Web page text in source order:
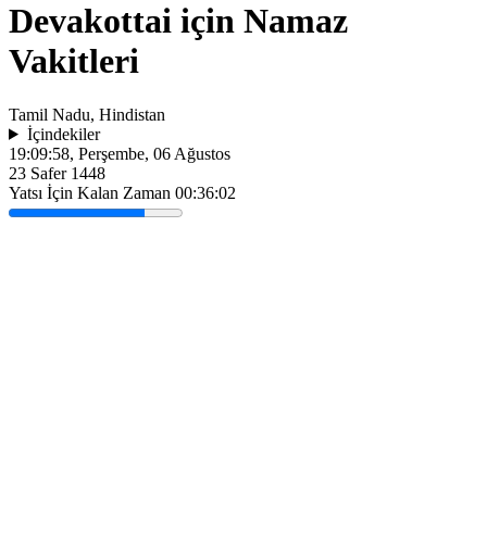
Devakottai için Namaz
Vakitleri
Tamil Nadu, Hindistan
İçindekiler
19:09:58, Perşembe, 06 Ağustos
23 Safer 1448
Yatsı İçin Kalan Zaman 00:36:02